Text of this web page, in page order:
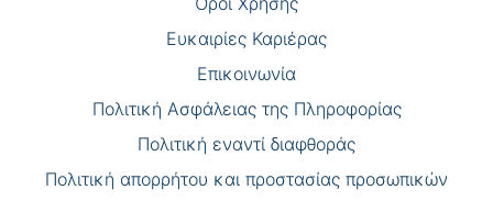
Eυκαιρίες Καριέρας
Επικοινωνία
Πολιτική Ασφάλειας της Πληροφορίας
Πολιτική εναντί διαφθοράς
Πολιτική απορρήτου και προστασίας προσωπικών